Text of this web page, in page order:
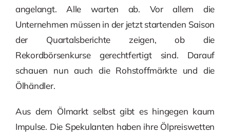
angelangt. Alle warten ab. Vor allem die
Unternehmen müssen in der jetzt startenden Saison
der Quartalsberichte zeigen, ob die
Rekordbörsenkurse gerechtfertigt sind. Darauf
schauen nun auch die Rohstoffmärkte und die
Ölhändler.
Aus dem Ölmarkt selbst gibt es hingegen kaum
Impulse. Die Spekulanten haben ihre Ölpreiswetten